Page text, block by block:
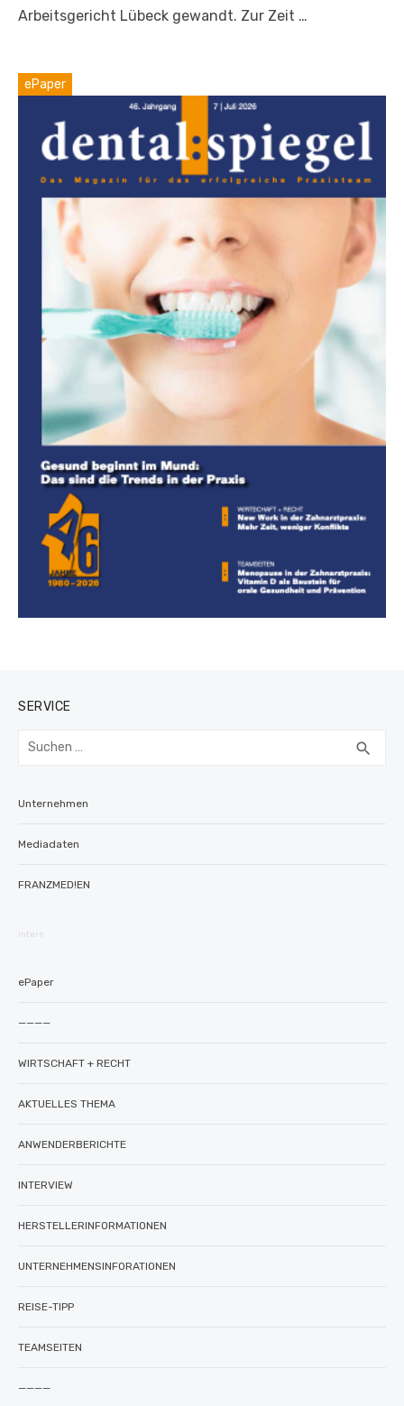
Arbeitsgericht Lübeck gewandt. Zur Zeit …
ePaper
SERVICE
Suchen
search
Unternehmen
Mediadaten
FRANZMED!EN
intern
ePaper
————
WIRTSCHAFT + RECHT
AKTUELLES THEMA
ANWENDERBERICHTE
INTERVIEW
HERSTELLERINFORMATIONEN
UNTERNEHMENSINFORATIONEN
REISE-TIPP
TEAMSEITEN
————